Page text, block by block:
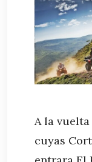
A la
cuyas